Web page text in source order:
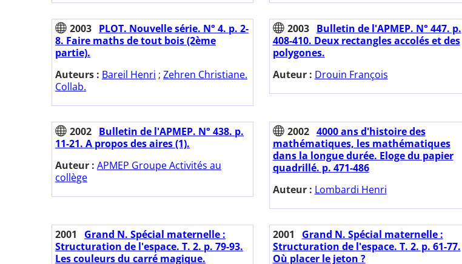
2003 PLOT. Nouvelle série. N° 4. p. 2-
8. Faire maths de tout bois (2ème
partie).
Auteurs : Bareil Henri ; Zehren Christiane.
Collab.
2003
Bulletin de l'APMEP. N° 447. p.
408-410. Deux rectangles accolés et des
polygones.
Auteur : Drouin François
2002 Bulletin de l'APMEP. N° 438. p.
11-21. A propos des aires (1).
Auteur : APMEP Groupe Activités au
collège
2002 4000 ans d'histoire des
mathématiques, les mathématiques
dans la longue durée. Eloge du papier
quadrillé. p. 471-486
Auteur : Lombardi Henri
2001
Grand N. Spécial maternelle :
Structuration de l'espace. T. 2. p. 79-93.
Les couleurs du carré magique.
2001
Grand N. Spécial maternelle :
Structuration de l'espace. T. 2. p. 61-77.
Où placer le jeton ?